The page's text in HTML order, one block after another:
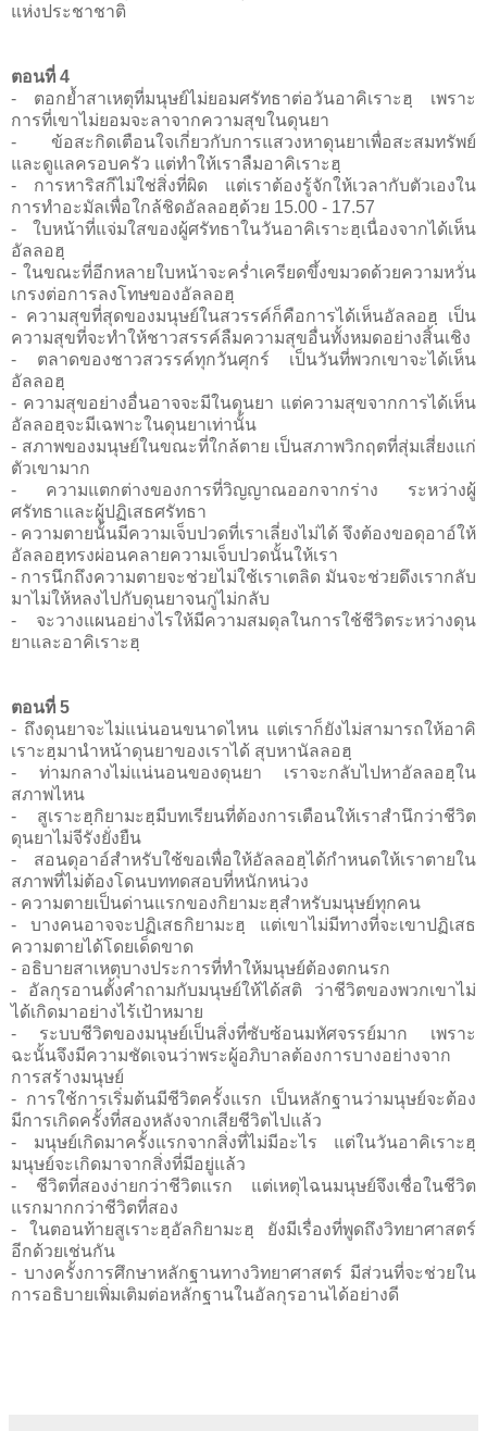
แห่งประชาชาติ
ตอนที่ 4
- ตอกย้ำสาเหตุที่มนุษย์ไม่ยอมศรัทธาต่อวันอาคิเราะฮฺ เพราะ
การที่เขาไม่ยอมจะลาจากความสุขในดุนยา
- ข้อสะกิดเตือนใจเกี่ยวกับการแสวงหาดุนยาเพื่อสะสมทรัพย์
และดูแลครอบครัว แต่ทำให้เราลืมอาคิเราะฮฺ
- การหาริสกีไม่ใช่สิ่งที่ผิด แต่เราต้องรู้จักให้เวลากับตัวเองใน
การทำอะมัลเพื่อใกล้ชิดอัลลอฮฺด้วย 15.00 - 17.57
- ใบหน้าที่แจ่มใสของผู้ศรัทธาในวันอาคิเราะฮฺเนื่องจากได้เห็น
อัลลอฮฺ
- ในขณะที่อีกหลายใบหน้าจะคร่ำเครียดขึ้งขมวดด้วยความหวั่น
เกรงต่อการลงโทษของอัลลอฮฺ
- ความสุขที่สุดของมนุษย์ในสวรรค์ก็คือการได้เห็นอัลลอฮฺ เป็น
ความสุขที่จะทำให้ชาวสรรค์ลืมความสุขอื่นทั้งหมดอย่างสิ้นเชิง
- ตลาดของชาวสวรรค์ทุกวันศุกร์ เป็นวันที่พวกเขาจะได้เห็น
อัลลอฮฺ
- ความสุขอย่างอื่นอาจจะมีในดุนยา แต่ความสุขจากการได้เห็น
อัลลอฮฺจะมีเฉพาะในดุนยาเท่านั้น
- สภาพของมนุษย์ในขณะที่ใกล้ตาย เป็นสภาพวิกฤตที่สุ่มเสี่ยงแก่
ตัวเขามาก
- ความแตกต่างของการที่วิญญาณออกจากร่าง ระหว่างผู้
ศรัทธาและผู้ปฏิเสธศรัทธา
- ความตายนั้นมีความเจ็บปวดที่เราเลี่ยงไม่ได้ จึงต้องขอดุอาอ์ให้
อัลลอฮฺทรงผ่อนคลายความเจ็บปวดนั้นให้เรา
- การนึกถึงความตายจะช่วยไม่ใช้เราเตลิด มันจะช่วยดึงเรากลับ
มาไม่ให้หลงไปกับดุนยาจนกู่ไม่กลับ
- จะวางแผนอย่างไรให้มีความสมดุลในการใช้ชีวิตระหว่างดุน
ยาและอาคิเราะฮฺ
ตอนที่ 5
- ถึงดุนยาจะไม่แน่นอนขนาดไหน แต่เราก็ยังไม่สามารถให้อาคิ
เราะฮฺมานำหน้าดุนยาของเราได้ สุบหานัลลอฮฺ
- ท่ามกลางไม่แน่นอนของดุนยา เราจะกลับไปหาอัลลอฮฺใน
สภาพไหน
- สูเราะฮฺกิยามะฮฺมีบทเรียนที่ต้องการเตือนให้เราสำนึกว่าชีวิต
ดุนยาไม่จีรังยั่งยืน
- สอนดุอาอ์สำหรับใช้ขอเพื่อให้อัลลอฮฺได้กำหนดให้เราตายใน
สภาพที่ไม่ต้องโดนบททดสอบที่หนักหน่วง
- ความตายเป็นด่านแรกของกิยามะฮฺสำหรับมนุษย์ทุกคน
- บางคนอาจจะปฏิเสธกิยามะฮฺ แต่เขาไม่มีทางที่จะเขาปฏิเสธ
ความตายได้โดยเด็ดขาด
- อธิบายสาเหตุบางประการที่ทำให้มนุษย์ต้องตกนรก
- อัลกุรอานตั้งคำถามกับมนุษย์ให้ได้สติ ว่าชีวิตของพวกเขาไม่
ได้เกิดมาอย่างไร้เป้าหมาย
- ระบบชีวิตของมนุษย์เป็นสิ่งที่ซับซ้อนมหัศจรรย์มาก เพราะ
ฉะนั้นจึงมีความชัดเจนว่าพระผู้อภิบาลต้องการบางอย่างจาก
การสร้างมนุษย์
- การใช้การเริ่มต้นมีชีวิตครั้งแรก เป็นหลักฐานว่ามนุษย์จะต้อง
มีการเกิดครั้งที่สองหลังจากเสียชีวิตไปแล้ว
- มนุษย์เกิดมาครั้งแรกจากสิ่งที่ไม่มีอะไร แต่ในวันอาคิเราะฮฺ
มนุษย์จะเกิดมาจากสิ่งที่มีอยู่แล้ว
- ชีวิตที่สองง่ายกว่าชีวิตแรก แต่เหตุไฉนมนุษย์จึงเชื่อในชีวิต
แรกมากกว่าชีวิตที่สอง
- ในตอนท้ายสูเราะฮฺอัลกิยามะฮฺ ยังมีเรื่องที่พูดถึงวิทยาศาสตร์
อีกด้วยเช่นกัน
- บางครั้งการศึกษาหลักฐานทางวิทยาศาสตร์ มีส่วนที่จะช่วยใน
การอธิบายเพิ่มเติมต่อหลักฐานในอัลกุรอานได้อย่างดี